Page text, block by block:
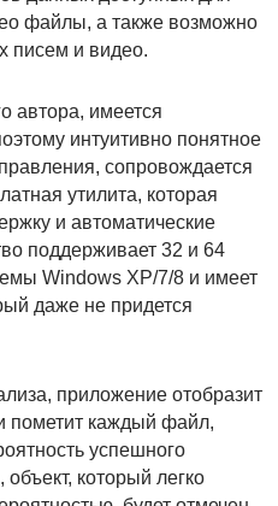
файлы, а также возможно
писем и видео.
автора, имеется
интуитивно понятное
сопровождается
утилита, которая
и автоматические
поддерживает 32 и 64
Windows XP/7/8 и имеет
даже не придется
приложение отобразит
пометит каждый файл,
успешного
который легко